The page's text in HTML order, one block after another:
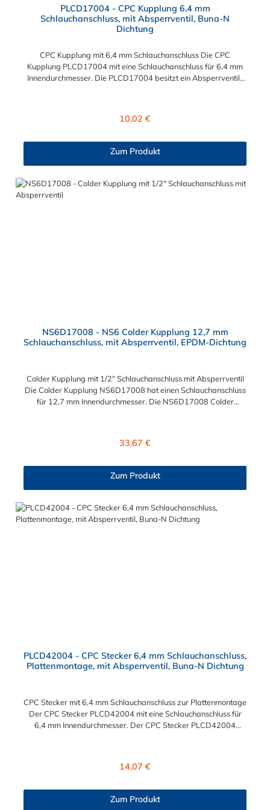
PLCD17004 - CPC Kupplung 6,4 mm
Schlauchanschluss, mit Absperrventil, Buna-N
Dichtung
CPC Kupplung mit 6,4 mm Schlauchanschluss Die CPC
Kupplung PLCD17004 mit eine Schlauchanschluss für 6,4 mm
Innendurchmesser. Die PLCD17004 besitzt ein Absperrventil.
allen CPC Steckern der PLC-, PLC12- und LC- Serie
Konfigurationen, um die Anforderungen der anspruchsvollsten
Company Serie ist ein leistungsstarkes, hochzuverlässiges
Steckverbindersystem, das eine mechanische Verbindungen
Regulärer Preis:
10,02 €
Zum Produkt
NS6D17008 - NS6 Colder Kupplung 12,7 mm
Schlauchanschluss, mit Absperrventil, EPDM-Dichtung
Colder Kupplung mit 1/2" Schlauchanschluss mit Absperrventil
Die Colder Kupplung NS6D17008 hat einen Schlauchanschluss
für 12,7 mm Innendurchmesser. Die NS6D17008 Colder
Kupplung mit allen Steckern der CPC NS6-Serie kombinieren.
Regulärer Preis:
33,67 €
Zum Produkt
PLCD42004 - CPC Stecker 6,4 mm Schlauchanschluss,
Plattenmontage, mit Absperrventil, Buna-N Dichtung
CPC Stecker mit 6,4 mm Schlauchanschluss zur Plattenmontage
Der CPC Stecker PLCD42004 mit eine Schlauchanschluss für
6,4 mm Innendurchmesser. Der CPC Stecker PLCD42004
von ≈ 11,1 mm. Sie können diesen CPC Stecker mit allen
Regulärer Preis:
14,07 €
Zum Produkt